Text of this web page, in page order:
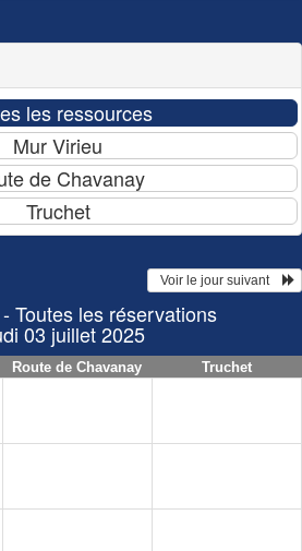
  Voir le jour suivant
Toutes les réservations
03 juillet 2025
Route de Chavanay
Truchet